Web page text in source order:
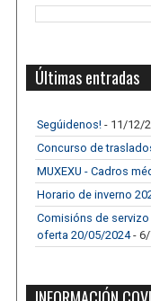
Últimas entradas
Segúidenos! - 11/12/
Concurso de
MUXEXU - Cadros
Horario de inverno
Comisións de
oferta 20/05/2024- 6/